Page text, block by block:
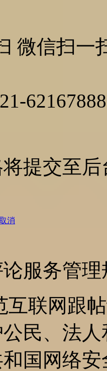
微信扫一
62167888
提交至
消
服务管理
互联网跟
民、法
和国网络